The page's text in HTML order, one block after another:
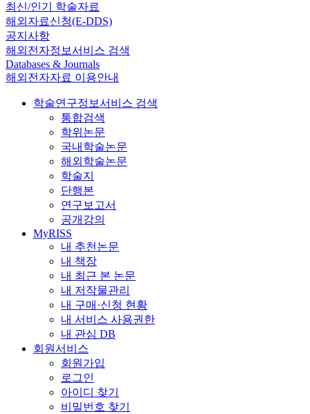
최신/인기 학술자료
해외자료신청(E-DDS)
공지사항
해외전자정보서비스 검색
Databases & Journals
해외전자자료 이용안내
학술연구정보서비스 검색
통합검색
학위논문
국내학술논문
해외학술논문
학술지
단행본
연구보고서
공개강의
MyRISS
내 추천논문
내 책장
내 최근 본 논문
내 저작물관리
내 구매·신청 현황
내 서비스 사용권한
내 관심 DB
회원서비스
회원가입
로그인
아이디 찾기
비밀번호 찾기